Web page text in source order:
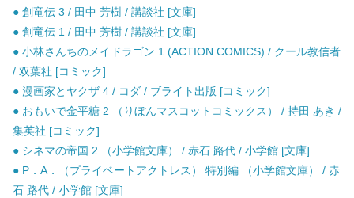
● 創竜伝 3 / 田中 芳樹 / 講談社 [文庫]
● 創竜伝 1 / 田中 芳樹 / 講談社 [文庫]
● 小林さんちのメイドラゴン 1 (ACTION COMICS) / クール教信者
/ 双葉社 [コミック]
● 漫画家とヤクザ 4 / コダ / ブライト出版 [コミック]
● おもいで金平糖 2 （りぼんマスコットコミックス） / 持田 あき /
集英社 [コミック]
● シネマの帝国 2 （小学館文庫） / 赤石 路代 / 小学館 [文庫]
● P．A．（プライベートアクトレス） 特別編 （小学館文庫） / 赤
石 路代 / 小学館 [文庫]